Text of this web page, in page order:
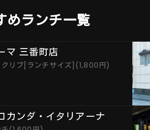
めランチ一覧
マ 三番町店
クリブ[ランチサイズ](1,800円)
カンダ・イタリアーナ